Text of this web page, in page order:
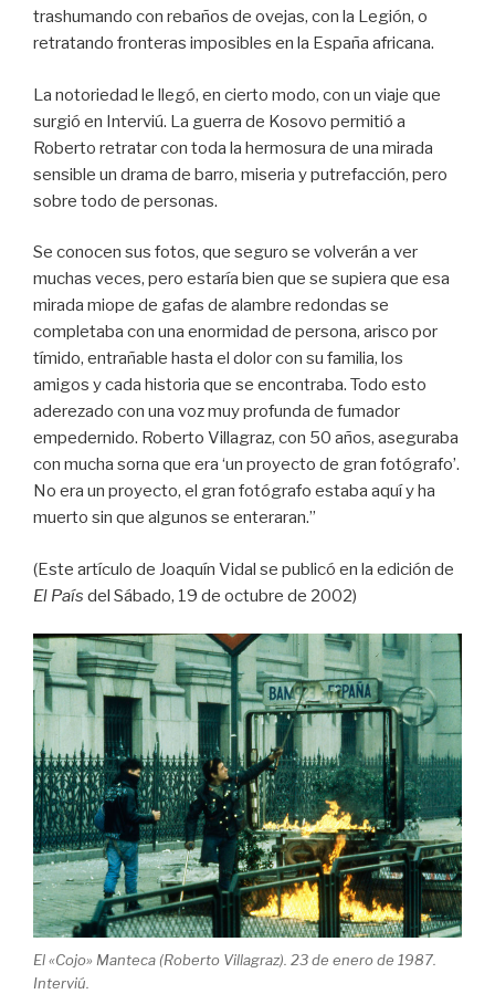
trashumando con rebaños de ovejas, con la Legión, o
retratando fronteras imposibles en la España africana.
La notoriedad le llegó, en cierto modo, con un viaje que
surgió en Interviú. La guerra de Kosovo permitió a
Roberto retratar con toda la hermosura de una mirada
sensible un drama de barro, miseria y putrefacción, pero
sobre todo de personas.
Se conocen sus fotos, que seguro se volverán a ver
muchas veces, pero estaría bien que se supiera que esa
mirada miope de gafas de alambre redondas se
completaba con una enormidad de persona, arisco por
tímido, entrañable hasta el dolor con su familia, los
amigos y cada historia que se encontraba. Todo esto
aderezado con una voz muy profunda de fumador
empedernido. Roberto Villagraz, con 50 años, aseguraba
con mucha sorna que era ‘un proyecto de gran fotógrafo’.
No era un proyecto, el gran fotógrafo estaba aquí y ha
muerto sin que algunos se enteraran.”
(Este artículo de Joaquín Vidal se publicó en la edición de
El País del Sábado, 19 de octubre de 2002)
El «Cojo» Manteca (Roberto Villagraz). 23 de enero de 1987.
Interviú.